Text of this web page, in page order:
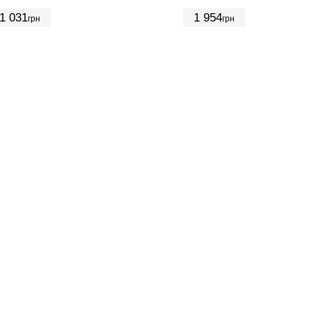
031грн 1 954грн